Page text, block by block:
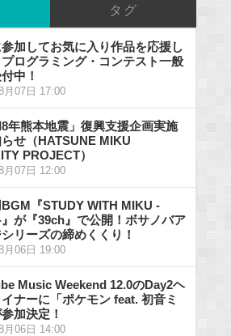
タグ
加してお気に入り作品を応援し
プログラミング・コンテスト一般
中！
月07日 17:00
8年熊本地震」復興支援企画実施
せ（HATSUNE MIKU
PROJECT）
月07日 12:00
『STUDY WITH MIKU -
が『39ch』で公開！ボサノバア
リーズの締めくくり！
月06日 19:00
Music Weekend 12.0のDay2ヘ
ナーに「ポケモン feat. 初音ミ
加決定！
月06日 14:00